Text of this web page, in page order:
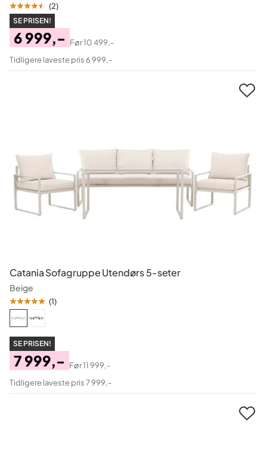
(2)
SE PRISEN!
Pris
6 999,-
Original
Pris
Før10 499,-
Tidligere laveste pris 6 999,-
Catania Sofagruppe Utendørs 5-seter
Beige
(1)
SE PRISEN!
Pris
7 999,-
Original
Pris
Før11 999,-
Tidligere laveste pris 7 999,-